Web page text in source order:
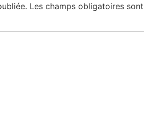
Les champs obligatoires